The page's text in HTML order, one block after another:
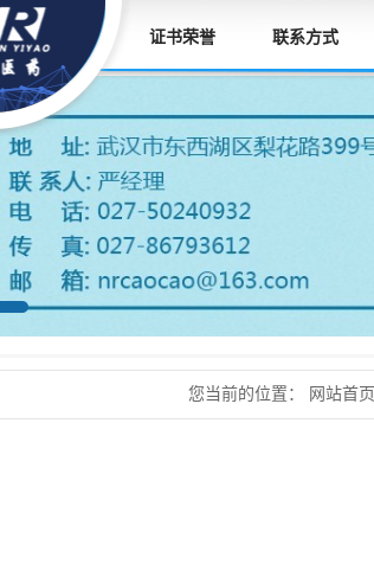
证书荣誉 联系方式
您当前的位置： 网站首页